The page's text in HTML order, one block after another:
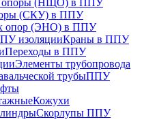
опоры (НЩО) в ППУ
(СКУ) в ППУ
опор (ЭНО) в ППУ
изоляцииКраны в ППУ
Переходы в ППУ
Элементы трубопровода
трубыППУ
Кожухи
Скорлупы ППУ